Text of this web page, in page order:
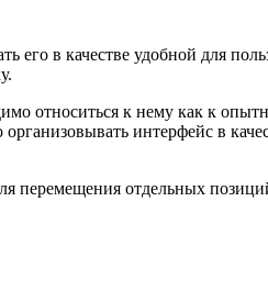
его в качестве удобной для
относиться к нему как к
интерфейс в
перемещения отдельных